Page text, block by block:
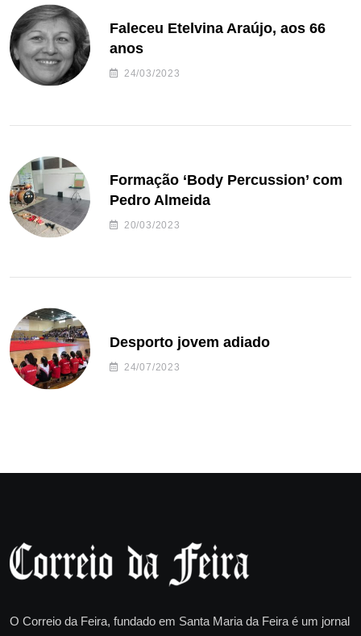
Faleceu Etelvina Araújo, aos 66
anos
24/03/2023
Formação ‘Body Percussion’ com
Pedro Almeida
20/03/2023
Desporto jovem adiado
24/07/2023
O Correio da Feira, fundado em Santa Maria da Feira é um jornal